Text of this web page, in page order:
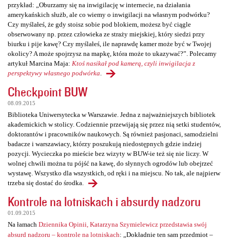
przykład: „Oburzamy się na inwigilację w internecie, na działania
amerykańskich służb, ale co wiemy o inwigilacji na własnym podwórku?
Czy myślałeś, że gdy stoisz sobie pod blokiem, możesz być ciągle
obserwowany np. przez człowieka ze straży miejskiej, który siedzi przy
biurku i pije kawę? Czy myślałeś, ile naprawdę kamer może być w Twojej
okolicy? A może spojrzysz na mapkę, która może to ukazywać?”. Polecamy
artykuł Marcina Maja: Ktoś nasikał pod kamerą, czyli inwigilacja z
perspektywy własnego podwórka
Checkpoint BUW
08.09.2015
Biblioteka Uniwersytecka w Warszawie. Jedna z najważniejszych bibliotek
akademickich w stolicy. Codziennie przewijają się przez nią setki studentów,
doktorantów i pracowników naukowych. Są również pasjonaci, samodzielni
badacze i warszawiacy, którzy poszukują niedostępnych gdzie indziej
pozycji. Wycieczka po mieście bez wizyty w BUW-ie też się nie liczy. W
wolnej chwili można tu pójść na kawę, do słynnych ogrodów lub obejrzeć
wystawę. Wszystko dla wszystkich, od ręki i na miejscu. No tak, ale najpierw
trzeba się dostać do środka.
Kontrole na lotniskach i absurdy nadzoru
01.09.2015
Na łamach Dziennika Opinii, Katarzyna Szymielewicz przedstawia swój
absurd nadzoru – kontrole na lotniskach: „Dokładnie ten sam przedmiot –